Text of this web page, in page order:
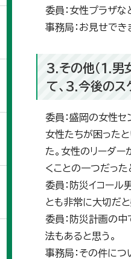
委員：女性プラザ
事務局：お見せでき
3.その他（1.男
て、3.今後のス
委員：盛岡の女性
女性たちが困った
た。女性のリーダ
くことの一つだっ
委員：防災イコー
とも非常に大切だと
委員：防災計画の
法もあると思う。
事務局：その件に